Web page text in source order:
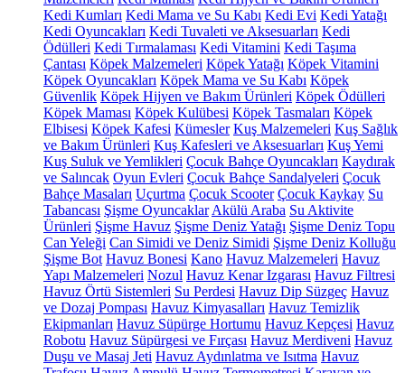
Kedi Kumları Kedi Mama ve Su Kabı Kedi Evi Kedi Yatağı
Kedi Oyuncakları Kedi Tuvaleti ve Aksesuarları Kedi
Ödülleri Kedi Tırmalaması Kedi Vitamini Kedi Taşıma
Çantası Köpek Malzemeleri Köpek Yatağı Köpek Vitamini
Köpek Oyuncakları Köpek Mama ve Su Kabı Köpek
Güvenlik Köpek Hijyen ve Bakım Ürünleri Köpek Ödülleri
Köpek Maması Köpek Kulübesi Köpek Tasmaları Köpek
Elbisesi Köpek Kafesi Kümesler Kuş Malzemeleri Kuş Sağlık
ve Bakım Ürünleri Kuş Kafesleri ve Aksesuarları Kuş Yemi
Kuş Suluk ve Yemlikleri Çocuk Bahçe Oyuncakları Kaydırak
ve Salıncak Oyun Evleri Çocuk Bahçe Sandalyeleri Çocuk
Bahçe Masaları Uçurtma Çocuk Scooter Çocuk Kaykay Su
Tabancası Şişme Oyuncaklar Akülü Araba Su Aktivite
Ürünleri Şişme Havuz Şişme Deniz Yatağı Şişme Deniz Topu
Can Yeleği Can Simidi ve Deniz Simidi Şişme Deniz Kolluğu
Şişme Bot Havuz Bonesi Kano Havuz Malzemeleri Havuz
Yapı Malzemeleri Nozul Havuz Kenar Izgarası Havuz Filtresi
Havuz Örtü Sistemleri Su Perdesi Havuz Dip Süzgeç Havuz
ve Dozaj Pompası Havuz Kimyasalları Havuz Temizlik
Ekipmanları Havuz Süpürge Hortumu Havuz Kepçesi Havuz
Robotu Havuz Süpürgesi ve Fırçası Havuz Merdiveni Havuz
Duşu ve Masaj Jeti Havuz Aydınlatma ve Isıtma Havuz